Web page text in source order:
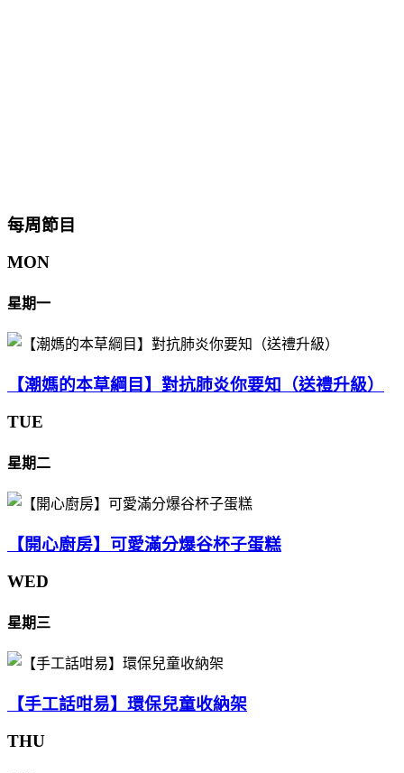
每周節目
MON
星期一
【潮媽的本草綱目】對抗肺炎你要知（送禮升級）
TUE
星期二
【開心廚房】可愛滿分爆谷杯子蛋糕
WED
星期三
【手工話咁易】環保兒童收納架
THU